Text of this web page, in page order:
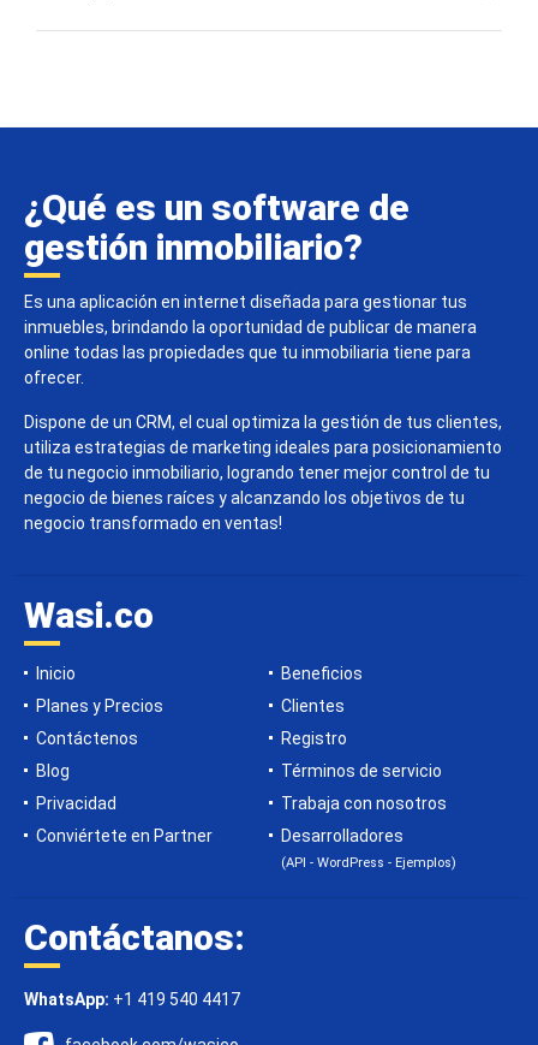
¿Qué es un software de
gestión inmobiliario?
Es una aplicación en internet diseñada para gestionar tus
inmuebles, brindando la oportunidad de publicar de manera
online todas las propiedades que tu inmobiliaria tiene para
ofrecer.
Dispone de un CRM, el cual optimiza la gestión de tus clientes,
utiliza estrategias de marketing ideales para posicionamiento
de tu negocio inmobiliario, logrando tener mejor control de tu
negocio de bienes raíces y alcanzando los objetivos de tu
negocio transformado en ventas!
Wasi.co
Inicio
Beneficios
Planes y Precios
Clientes
Contáctenos
Registro
Blog
Términos de servicio
Privacidad
Trabaja con nosotros
Conviértete en Partner
Desarrolladores
(API - WordPress - Ejemplos)
Contáctanos:
WhatsApp: +1 419 540 4417